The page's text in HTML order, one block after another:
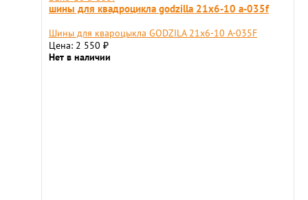
шины для квадроцикла godzilla 21х6-10 a-035f
Шины для квароцыкла GODZILA 21x6-10 A-035F
Цена: 2 550 ₽
Нет в наличии